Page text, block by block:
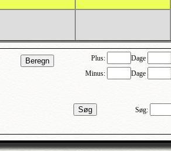
Beregn Plus: Dage
Minus:
Dage
Søg Søg: